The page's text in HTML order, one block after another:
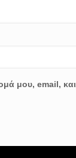
μου, email,